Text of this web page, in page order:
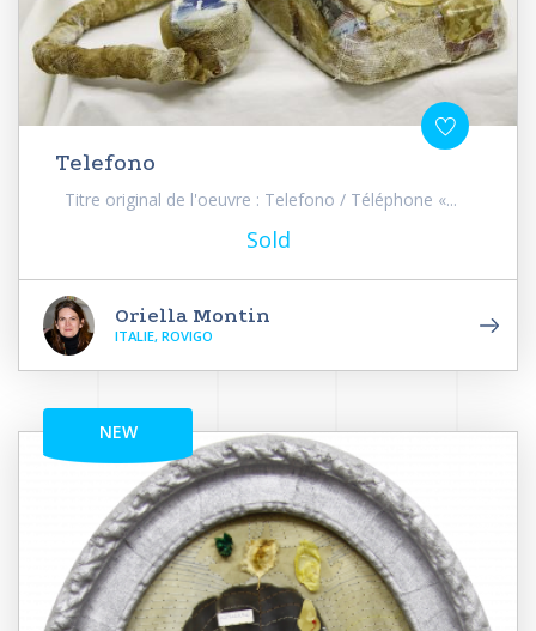
Telefono
Titre original de l'oeuvre : Telefono / Téléphone «...
Sold
Oriella Montin
ITALIE, ROVIGO
NEW